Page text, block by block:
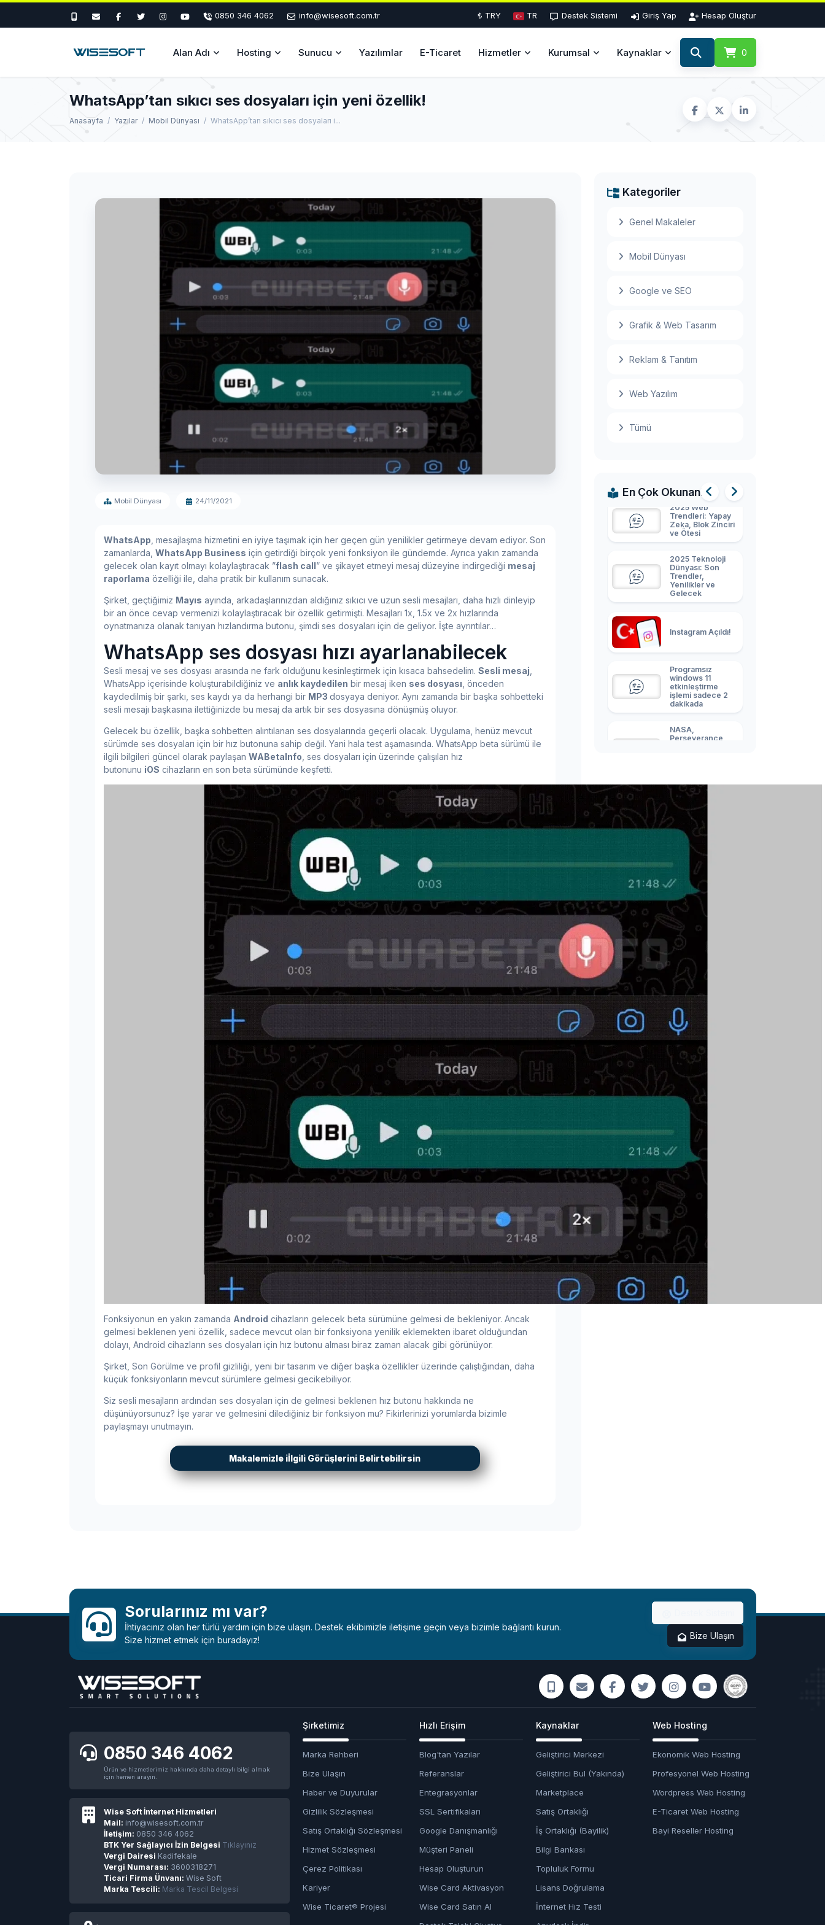
0850 346 4062 info@wisesoft.com.tr ₺ TRY TR Destek Sistemi Giriş Yap Hesap Oluştur
Alan Adı Hosting Sunucu Yazılımlar E-Ticaret Hizmetler Kurumsal Kaynaklar 0
WhatsApp’tan sıkıcı ses dosyaları için yeni özellik!
Anasayfa Yazılar Mobil Dünyası WhatsApp’tan sıkıcı ses dosyaları i...
Mobil Dünyası 24/11/2021
WhatsApp , mesajlaşma hizmetini en iyiye taşımak için her geçen gün yenilikler getirmeye devam ediyor. Son
zamanlarda, WhatsApp Business için getirdiği birçok yeni fonksiyon ile gündemde. Ayrıca yakın zamanda
gelecek olan kayıt olmayı kolaylaştıracak ”flash call” ve şikayet etmeyi mesaj düzeyine indirgediği mesaj
raporlama özelliği ile, daha pratik bir kullanım sunacak.
Şirket, geçtiğimiz Mayıs ayında, arkadaşlarınızdan aldığınız sıkıcı ve uzun sesli mesajları, daha hızlı dinleyip
bir an önce cevap vermenizi kolaylaştıracak bir özellik getirmişti. Mesajları 1x, 1.5x ve 2x hızlarında
oynatmanıza olanak tanıyan hızlandırma butonu, şimdi ses dosyaları için de geliyor. İşte ayrıntılar…
WhatsApp ses dosyası hızı ayarlanabilecek
Sesli mesaj ve ses dosyası arasında ne fark olduğunu kesinleştirmek için kısaca bahsedelim. Sesli mesaj
WhatsApp içerisinde koluşturabildiğiniz ve anlık kaydedilen bir mesaj iken ses dosyası , önceden
kaydedilmiş bir şarkı, ses kaydı ya da herhangi bir MP3 dosyaya deniyor. Aynı zamanda bir başka sohbetteki
sesli mesajı başkasına ilettiğinizde bu mesaj da artık bir ses dosyasına dönüşmüş oluyor.
Gelecek bu özellik, başka sohbetten alıntılanan ses dosyalarında geçerli olacak. Uygulama, henüz mevcut
sürümde ses dosyaları için bir hız butonuna sahip değil. Yani hala test aşamasında. WhatsApp beta sürümü ile
ilgili bilgileri güncel olarak paylaşan WABetaInfo , ses dosyaları için üzerinde çalışılan hız
butonunu iOS cihazların en son beta sürümünde keşfetti.
Fonksiyonun en yakın zamanda Android cihazların gelecek beta sürümüne gelmesi de bekleniyor. Ancak
gelmesi beklenen yeni özellik, sadece mevcut olan bir fonksiyona yenilik eklemekten ibaret olduğundan
dolayı, Android cihazların ses dosyaları için hız butonu alması biraz zaman alacak gibi görünüyor.
Şirket, Son Görülme ve profil gizliliği, yeni bir tasarım ve diğer başka özellikler üzerinde çalıştığından, daha
küçük fonksiyonların mevcut sürümlere gelmesi gecikebiliyor.
Siz sesli mesajların ardından ses dosyaları için de gelmesi beklenen hız butonu hakkında ne
düşünüyorsunuz? İşe yarar ve gelmesini dilediğiniz bir fonksiyon mu? Fikirlerinizi yorumlarda bizimle
paylaşmayı unutmayın.
Makalemizle iİlgili Görüşlerini Belirtebilirsin
Kategoriler
Genel Makaleler
Mobil Dünyası
Google ve SEO
Grafik & Web Tasarım
Reklam & Tanıtım
Web Yazılım
Tümü
En Çok Okunanlar
ürünlerinin yer
testlerine başladı
Zeka: Son
2025 Web
Trendleri: Yapay
Zeka, Blok Zinciri
ve Ötesi
2025 Teknoloji
Dünyası: Son
Trendler,
Yenilikler ve
Gelecek
Instagram Açıldı!
Programsız
windows 11
etkinleştirme
işlemi sadece 2
dakikada
NASA,
Perseverance
Finlandiya, ele
geçirilen BTC’ler
ile Ukrayna’ya
yardım edecek!
Meta, metaverse
aldığı ilk fiziksel
mağazasını açıyor
İlk tam boyutlu
otonom yolcu
otobüsü yol
testlerine başladı
2025'te Yapay
Zeka: Son
Gelişmeler,
Trendler ve
Gelecek
2025 Siber
Güvenlik Raporu:
Yeni Tehditler ve
Savunma
Stratejileri
2025 Web
Trendleri: Yapay
Zeka, Blok Zinciri
ve Ötesi
2025 Teknoloji
Dünyası: Son
Trendler,
Yenilikler ve
Gelecek
Instagram Açıldı!
Programsız
windows 11
etkinleştirme
işlemi sadece 2
NASA,
Perseverance
Sorularınız mı var?
İhtiyacınız olan her türlü yardım için bize ulaşın. Destek ekibimizle iletişime geçin veya bizimle bağlantı kurun.
Size hizmet etmek için buradayız!
Bize Ulaşın
0850 346 4062
Ürün ve hizmetlerimiz hakkında daha detaylı bilgi almak
için hemen arayın.
Wise Soft İnternet Hizmetleri
Mail: info@wisesoft.com.tr
İletişim: 0850 346 4062
BTK Yer Sağlayıcı İzin Belgesi Tıklayınız
Vergi Dairesi Kadifekale
Vergi Numarası: 3600318271
Ticari Firma Ünvanı: Wise Soft
Marka Tescili: Marka Tescil Belgesi
Şirketimiz
Marka Rehberi
Bize Ulaşın
Haber ve Duyurular
Gizlilik Sözleşmesi
Satış Ortaklığı Sözleşmesi
Hizmet Sözleşmesi
Çerez Politikası
Kariyer
Wise Ticaret® Projesi
Hızlı Erişim
Blog'tan Yazılar
Referanslar
Entegrasyonlar
SSL Sertifikaları
Google Danışmanlığı
Müşteri Paneli
Hesap Oluşturun
Wise Card Aktivasyon
Wise Card Satın Al
Kaynaklar
Geliştirici Merkezi
Geliştirici Bul (Yakında)
Marketplace
Satış Ortaklığı
İş Ortaklığı (Bayilik)
Bilgi Bankası
Topluluk Formu
Lisans Doğrulama
İnternet Hız Testi
Web Hosting
Ekonomik Web Hosting
Profesyonel Web Hosting
Wordpress Web Hosting
E-Ticaret Web Hosting
Bayi Reseller Hosting